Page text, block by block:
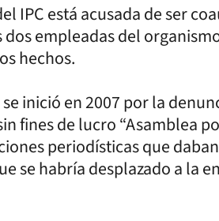
IPC está acusada de ser
dos empleadas del
hechos.
inició en 2007 por la
fines de lucro “Asamblea
periodísticas que
se habría desplazado a la